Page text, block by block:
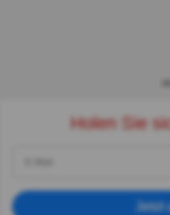
Holen Sie
Jetzt